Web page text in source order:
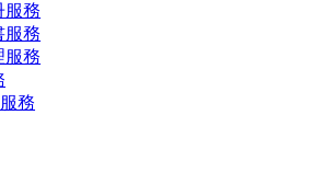
服務
服務
服務
務